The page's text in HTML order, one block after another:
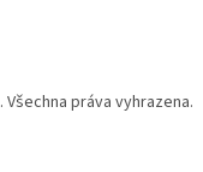
. Všechna práva vyhrazena.